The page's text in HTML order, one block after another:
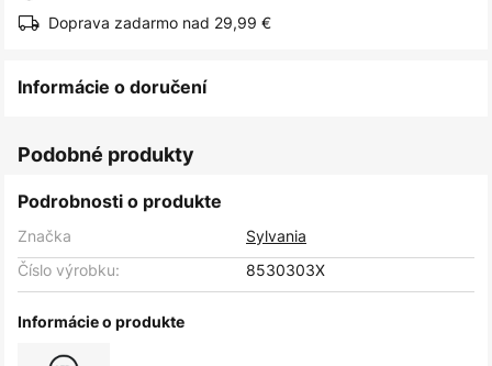
Doprava zadarmo nad 29,99 €
Informácie o doručení
Podobné produkty
Podrobnosti o produkte
Značka
Sylvania
Číslo výrobku:
8530303X
Informácie o produkte